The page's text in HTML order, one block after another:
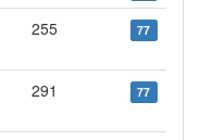
255 77
291 77